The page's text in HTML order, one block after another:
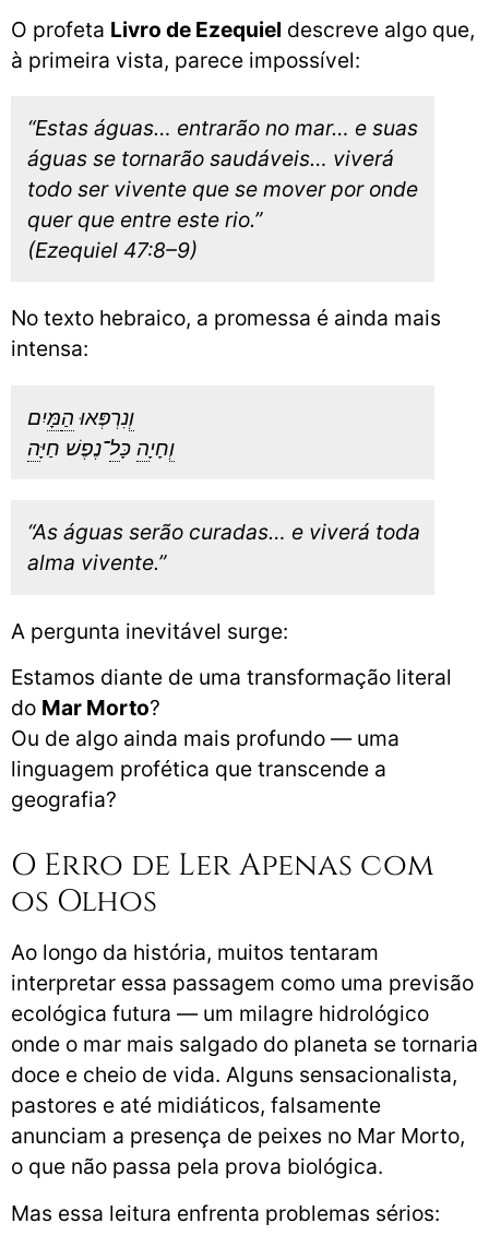
O profeta Livro de Ezequiel descreve algo que,
à primeira vista, parece impossível:
“Estas águas… entrarão no mar… e suas
águas se tornarão saudáveis… viverá
todo ser vivente que se mover por onde
quer que entre este rio.”
(Ezequiel 47:8–9)
No texto hebraico, a promessa é ainda mais
intensa:
וְנִרְפְּאוּ המָּיִם
וְחָיָה כָּל־נֶפֶשׁ חַיָּה
“As águas serão curadas… e viverá toda
alma vivente.”
A pergunta inevitável surge:
Estamos diante de uma transformação literal
do Mar Morto?
Ou de algo ainda mais profundo — uma
linguagem profética que transcende a
geografia?
O Erro de Ler Apenas com
os Olhos
Ao longo da história, muitos tentaram
interpretar essa passagem como uma previsão
ecológica futura — um milagre hidrológico
onde o mar mais salgado do planeta se tornaria
doce e cheio de vida. Alguns sensacionalista,
pastores e até midiáticos, falsamente
anunciam a presença de peixes no Mar Morto,
o que não passa pela prova biológica.
Mas essa leitura enfrenta problemas sérios: